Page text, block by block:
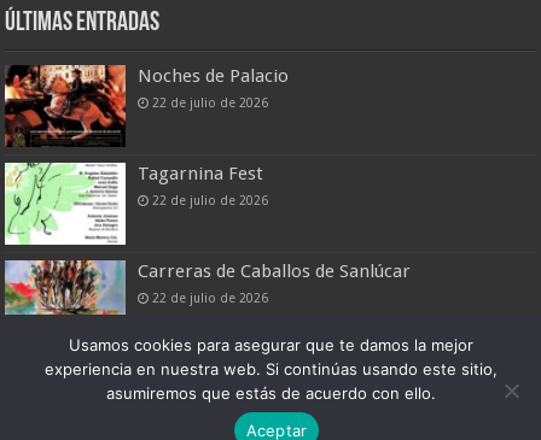
Últimas entradas
Noches de Palacio
22 de julio de 2026
Tagarnina Fest
22 de julio de 2026
Carreras de Caballos de Sanlúcar
22 de julio de 2026
Boletín Digital de Noticias Turísticas
Patronato Provincial de Turismo de Cádiz © 2026
Usamos cookies para asegurar que te damos la mejor
experiencia en nuestra web. Si continúas usando este sitio,
asumiremos que estás de acuerdo con ello.
Aceptar